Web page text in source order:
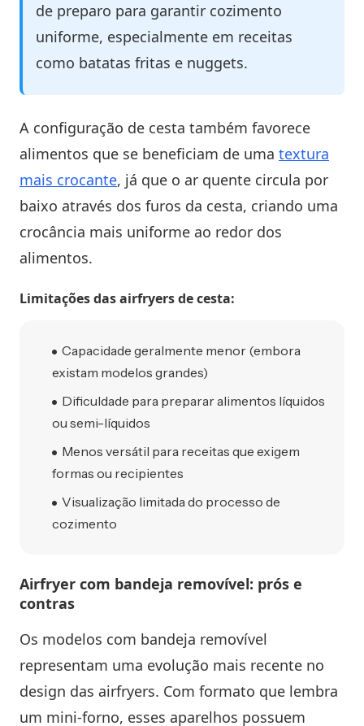
de preparo para garantir cozimento
uniforme, especialmente em receitas
como batatas fritas e nuggets.
A configuração de cesta também favorece
alimentos que se beneficiam de uma textura
mais crocante, já que o ar quente circula por
baixo através dos furos da cesta, criando uma
crocância mais uniforme ao redor dos
alimentos.
Limitações das airfryers de cesta:
Capacidade geralmente menor (embora
existam modelos grandes)
Dificuldade para preparar alimentos líquidos
ou semi-líquidos
Menos versátil para receitas que exigem
formas ou recipientes
Visualização limitada do processo de
cozimento
Airfryer com bandeja removível: prós e
contras
Os modelos com bandeja removível
representam uma evolução mais recente no
design das airfryers. Com formato que lembra
um mini-forno, esses aparelhos possuem